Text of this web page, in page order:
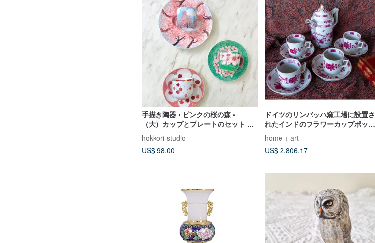
手描き陶器 • ピンクの桜の森 •
（大）カップとプレートのセット ア
フタヌーンティーデザートプレート
hokkori-studio
US$ 98.00
ドイツのリンバッハ窯工場に設置さ
れたインドのフラワーカップポット-
西洋の骨董品
home + art
US$ 2,806.17